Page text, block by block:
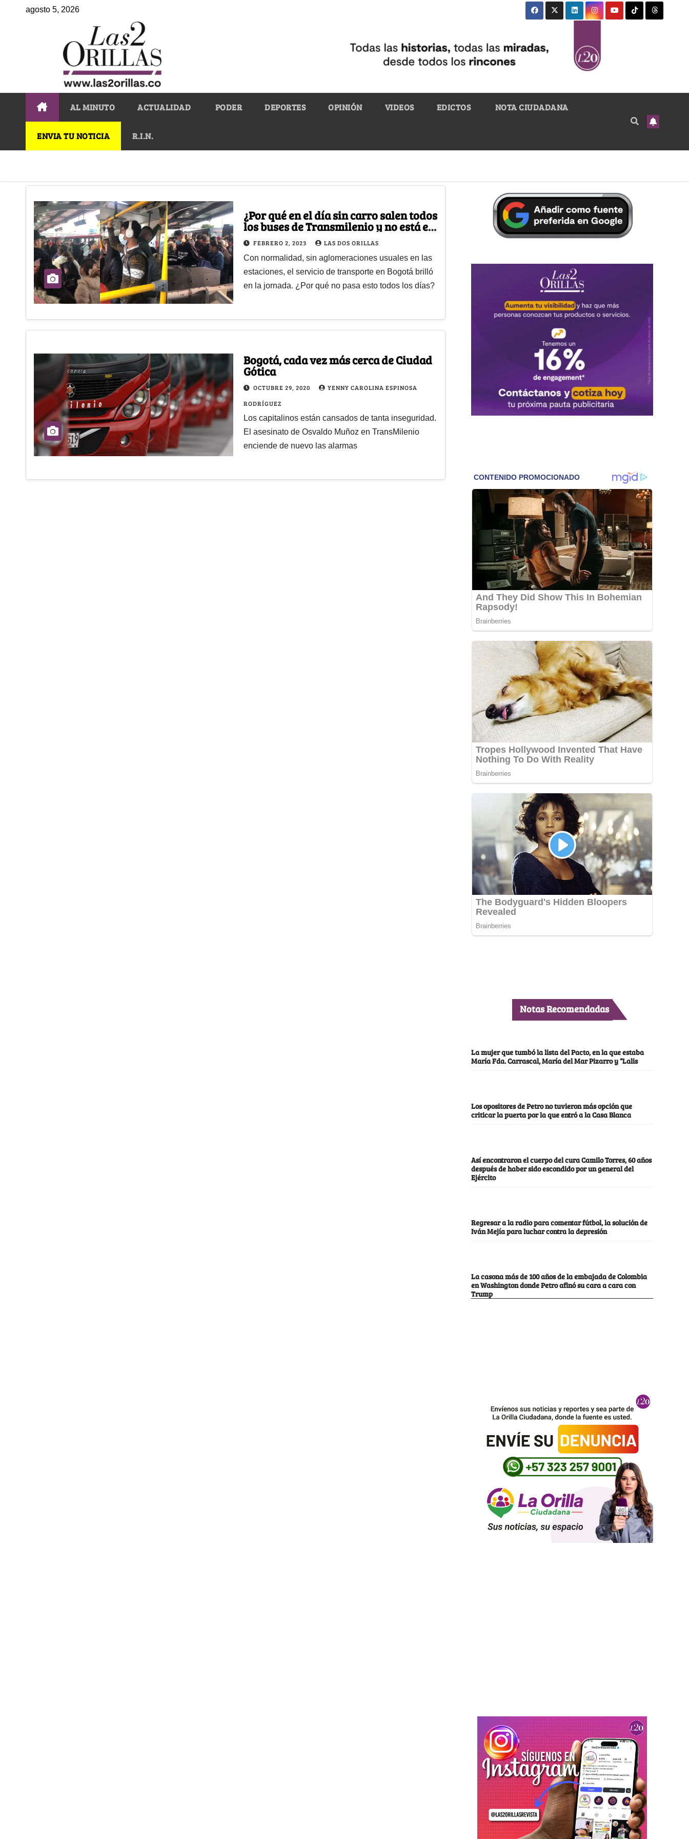
agosto 5, 2026
AL MINUTO ACTUALIDAD PODER DEPORTES OPINIÓN VIDEOS EDICTOS NOTA CIUDADANA
ENVIA TU NOTICIA R.I.N.
¿Por qué en el día sin carro salen todos
los buses de Transmilenio y no está el
caos diario?
FEBRERO 2, 2023 LAS DOS ORILLAS
Con normalidad, sin aglomeraciones usuales en las
estaciones, el servicio de transporte en Bogotá brilló
en la jornada. ¿Por qué no pasa esto todos los días?
Bogotá, cada vez más cerca de Ciudad
Gótica
OCTUBRE 29, 2020
YENNY CAROLINA ESPINOSA
RODRÍGUEZ
Los capitalinos están cansados de tanta inseguridad.
El asesinato de Osvaldo Muñoz en TransMilenio
enciende de nuevo las alarmas
Notas Recomendadas
La mujer que tumbó la lista del Pacto, en la que estaba
María Fda. Carrascal, María del Mar Pizarro y “Lalis
Los opositores de Petro no tuvieron más opción que
criticar la puerta por la que entró a la Casa Blanca
Así encontraron el cuerpo del cura Camilo Torres, 60 años
después de haber sido escondido por un general del
Ejército
Regresar a la radio para comentar fútbol, la solución de
Iván Mejía para luchar contra la depresión
La casona más de 100 años de la embajada de Colombia
en Washington donde Petro afinó su cara a cara con
Trump